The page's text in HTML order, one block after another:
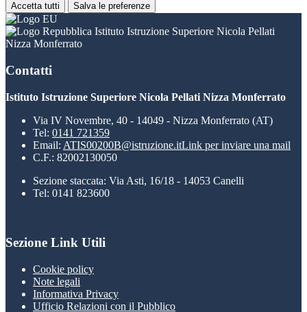
Accetta tutti Salva le preferenze
Istituto Istruzione Superiore Nicola Pellati
Nizza Monferrato
Contatti
Istituto Istruzione Superiore Nicola Pellati Nizza Monferrato
Via IV Novembre, 40 - 14049 - Nizza Monferrato (AT)
Tel: 0141 721359
Email: ATIS00200B@istruzione.itLink per inviare una mail
C.F.: 82002130050
Sezione staccata: Via Asti, 16/18 - 14053 Canelli
Tel: 0141 823600
Sezione Link Utili
Cookie policy
Note legali
Informativa Privacy
Ufficio Relazioni con il Pubblico